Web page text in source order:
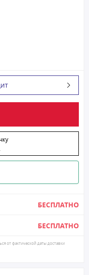
БЕСПЛАТНО
БЕСПЛАТНО
от фактической даты доставки